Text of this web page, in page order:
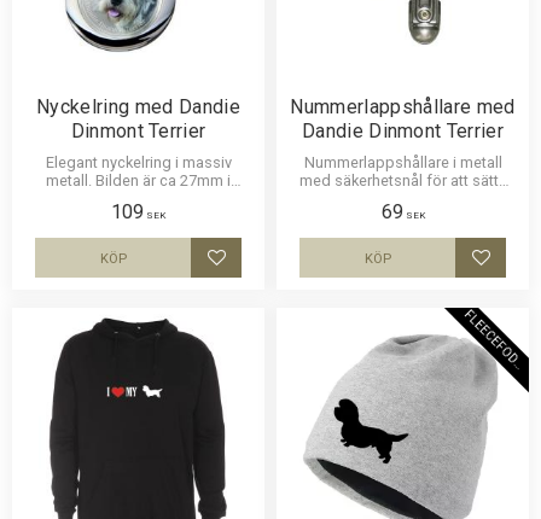
Nyckelring med Dandie
Dinmont Terrier
Elegant nyckelring i massiv
metall. Bilden är ca 27mm i
vara hållbar och ge ett uttryck av
djup i bilden.
109 SEK
Lägg till i favoriter
KÖP
Nummerlappshållare med
Dandie Dinmont Terrier
Nummerlappshållare i metall
med säkerhetsnål för att sätta
klämma för nummerlappen.
Bilden är ca 27mm i diameter
och laminerad för att vara hållbar
och ge ett uttryck av djup i
69 SEK
Lägg
KÖP
F
L
E
E
C
E
F
O
D
E
R